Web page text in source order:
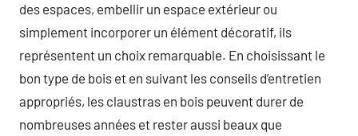
des espaces, embellir un espace extérieur ou
simplement incorporer un élément décoratif, ils
représentent un choix remarquable. En choisissant le
bon type de bois et en suivant les conseils d’entretien
appropriés, les claustras en bois peuvent durer de
nombreuses années et rester aussi beaux que